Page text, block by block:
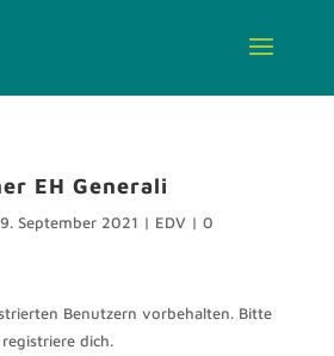
EH Generali
September 2021 | EDV| 0
Benutzern vorbehalten. Bitte
dich.